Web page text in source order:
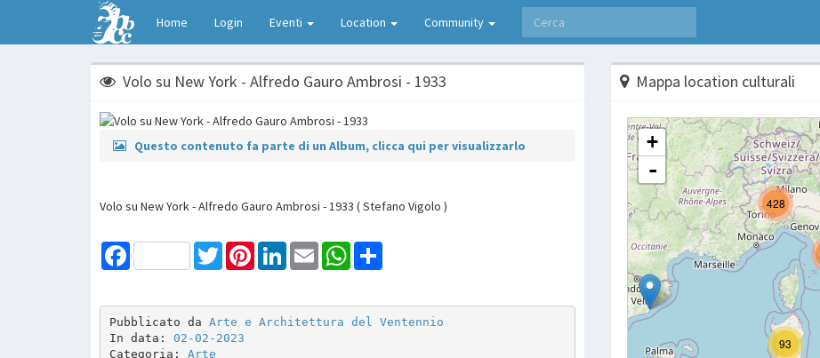
Home Login Eventi Location Community
Volo su New York - Alfredo Gauro Ambrosi - 1933
Questo contenuto fa parte di un Album, clicca qui per visualizzarlo
Volo su New York - Alfredo Gauro Ambrosi - 1933 ( Stefano Vigolo )
Facebook TwitterPinterestLinkedInEmail WhatsApp
Pubblicato da Arte e Architettura del Ventennio
In data: 02-02-2023
Categoria: Arte
Mappa location culturali